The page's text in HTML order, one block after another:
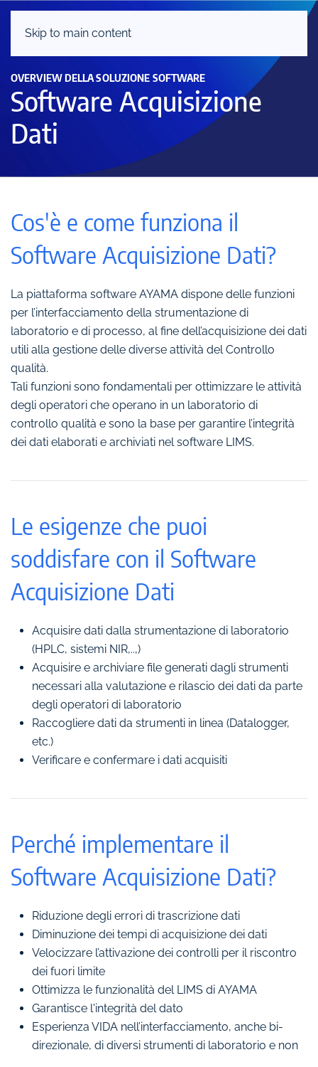
Skip to main content
OVERVIEW DELLA SOLUZIONE SOFTWARE
Software Acquisizione
Dati
Cos'è e come funziona il
Software Acquisizione Dati?
La piattaforma software AYAMA dispone delle funzioni
per l’interfacciamento della strumentazione di
laboratorio e di processo, al fine dell’acquisizione dei dati
utili alla gestione delle diverse attività del Controllo
qualità.
Tali funzioni sono fondamentali per ottimizzare le attività
degli operatori che operano in un laboratorio di
controllo qualità e sono la base per garantire l’integrità
dei dati elaborati e archiviati nel software LIMS.
Le esigenze che puoi
soddisfare con il Software
Acquisizione Dati
Acquisire dati dalla strumentazione di laboratorio
(HPLC, sistemi NIR,..,)
Acquisire e archiviare file generati dagli strumenti
necessari alla valutazione e rilascio dei dati da parte
degli operatori di laboratorio
Raccogliere dati da strumenti in linea (Datalogger,
etc.)
Verificare e confermare i dati acquisiti
Perché implementare il
Software Acquisizione Dati?
Riduzione degli errori di trascrizione dati
Diminuzione dei tempi di acquisizione dei dati
Velocizzare l’attivazione dei controlli per il riscontro
dei fuori limite
Ottimizza le funzionalità del LIMS di AYAMA
Garantisce l'integrità del dato
Esperienza VIDA nell’interfacciamento, anche bi-
direzionale, di diversi strumenti di laboratorio e non